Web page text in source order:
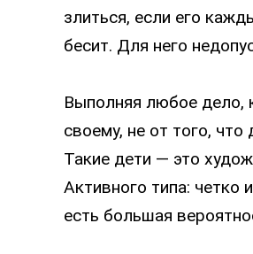
злиться, если его
бесит. Для него
Выполняя любое дело,
своему, не от того,
Такие дети — это
Активного типа: четко
есть большая